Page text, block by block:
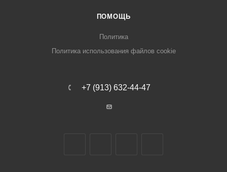
ПОМОЩЬ
Политика
Политика использования файлов cookie
+7 (913) 632-44-47